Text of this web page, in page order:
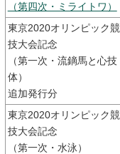
（第四次・ミライトワ）
東京2020オリンピック競
技大会記念
（第一次・流鏑馬と心技
体）
追加発行分
東京2020オリンピック競
技大会記念
（第一次・水泳）